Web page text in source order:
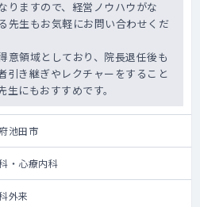
りますので、経営ノウハウがな
先生もお気軽にお問い合わせくだ
意領域としており、院長退任後も
引き継ぎやレクチャーをすること
にもおすすめです。
池田市
・心療内科
外来